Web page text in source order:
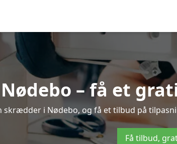
– få et
skrædder i Nødebo, og få et tilbud på
Få tilbud,